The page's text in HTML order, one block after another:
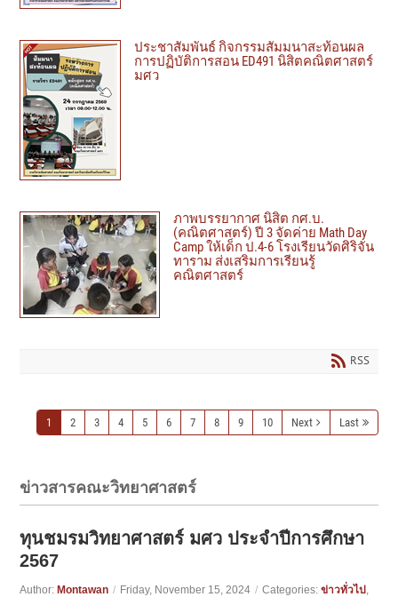
ประชาสัมพันธ์ กิจกรรมสัมมนาสะท้อนผล
การปฏิบัติการสอน ED491 นิสิตคณิตศาสตร์
มศว
ภาพบรรยากาศ นิสิต กศ.บ.
(คณิตศาสตร์) ปี 3 จัดค่าย Math Day
Camp ให้เด็ก ป.4-6 โรงเรียนวัดศิริจัน
ทาราม ส่งเสริมการเรียนรู้
คณิตศาสตร์
RSS
1 2 3 4 5 6 7 8 9 10 Next Last
ข่าวสารคณะวิทยาศาสตร์
ทุนชมรมวิทยาศาสตร์ มศว ประจำปีการศึกษา
2567
Author: Montawan / Friday, November 15, 2024 / Categories:ข่าวทั่วไป ,